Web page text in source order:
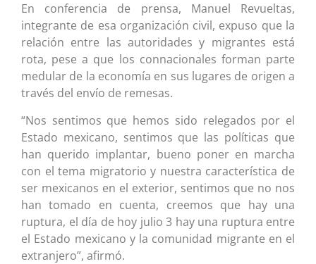
En conferencia de prensa, Manuel Revueltas,
integrante de esa organización civil, expuso que la
relación entre las autoridades y migrantes está
rota, pese a que los connacionales forman parte
medular de la economía en sus lugares de origen a
través del envío de remesas.
“Nos sentimos que hemos sido relegados por el
Estado mexicano, sentimos que las políticas que
han querido implantar, bueno poner en marcha
con el tema migratorio y nuestra característica de
ser mexicanos en el exterior, sentimos que no nos
han tomado en cuenta, creemos que hay una
ruptura, el día de hoy julio 3 hay una ruptura entre
el Estado mexicano y la comunidad migrante en el
extranjero”, afirmó.